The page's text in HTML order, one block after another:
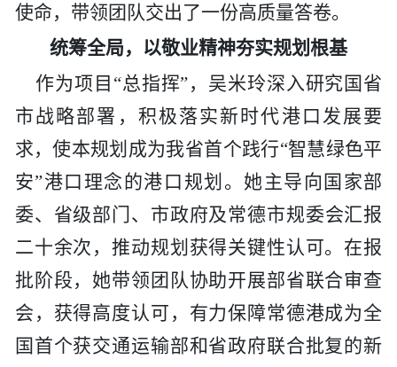
使命，带领团队交出了一份高质量答卷。
统筹全局，以敬业精神夯实规划根基
作为项目 “总指挥”，吴米玲深入研究国省
市战略部署，积极落实新时代港口发展要
求，使本规划成为我省首个践行“智慧绿色平
安”港口理念的港口规划。她主导向国家部
委、 省级部门 、 市政府及常德市规委会汇报
二十余次，推动规划获得关键性认可。在报
批阶段，她带领团队协助开展部省联合审查
会，获得高度认可，有力保障常德港成为全
国首个获交通运输部和省政府联合批复的新